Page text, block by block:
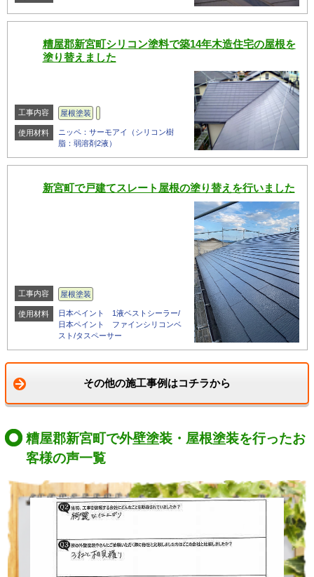
糟屋郡新宮町シリコン塗料で築14年木造住宅の屋根を
塗り替えました
工事内容 屋根塗装
使用材料
ニッペ：サーモアイ（シリコン樹
脂：弱溶剤2液）
新宮町で戸建てスレート屋根の塗り替えを行いました
工事内容 屋根塗装
使用材料
日本ペイント 1液ベストシーラー/
日本ペイント ファインシリコンベ
スト/タスペーサー
その他の施工事例はコチラから
糟屋郡新宮町で外壁塗装・屋根塗装を行ったお
客様の声一覧